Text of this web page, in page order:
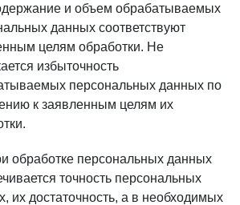
и объем обрабатываемых
данных соответствуют
целям обработки. Не
избыточность
персональных данных по
к заявленным целям их
обработке персональных данных
точность персональных
их достаточность, а в необходимых